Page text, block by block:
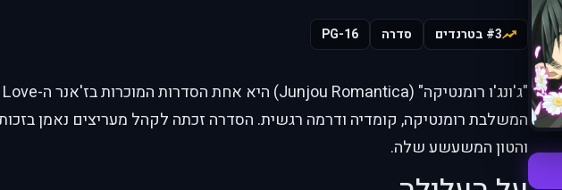
#3 בטרנדים סדרה PG-16
המשלבת רומנטיקה, קומדיה ודרמה רגשית. הסדרה זכתה לקהל מעריצים נאמן בזכות
והטון המשעשע שלה.